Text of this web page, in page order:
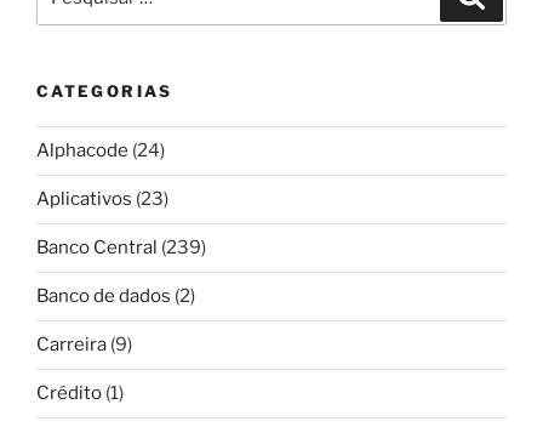
por:
CATEGORIAS
Alphacode (24)
Aplicativos (23)
Banco Central (239)
Banco de dados (2)
Carreira (9)
Crédito (1)